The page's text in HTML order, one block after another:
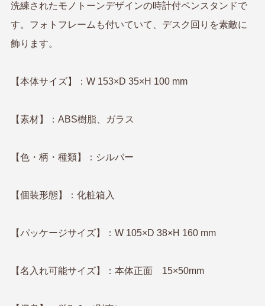
洗練されたモノトーンデザインの時計付ペンスタンドで
す。フォトフレームも付いていて、デスク回りを素敵に
飾ります。
【本体サイズ】：W 153×D 35×H 100 mm
【素材】：ABS樹脂、ガラス
【色・柄・種類】：シルバー
【個装形態】：化粧箱入
【パッケージサイズ】：W 105×D 38×H 160 mm
【名入れ可能サイズ】：本体正面 15×50mm